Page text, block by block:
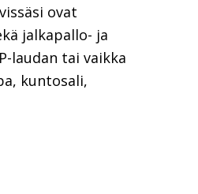
ovat
jalkapallo- ja
laudan tai vaikka
kuntosali,